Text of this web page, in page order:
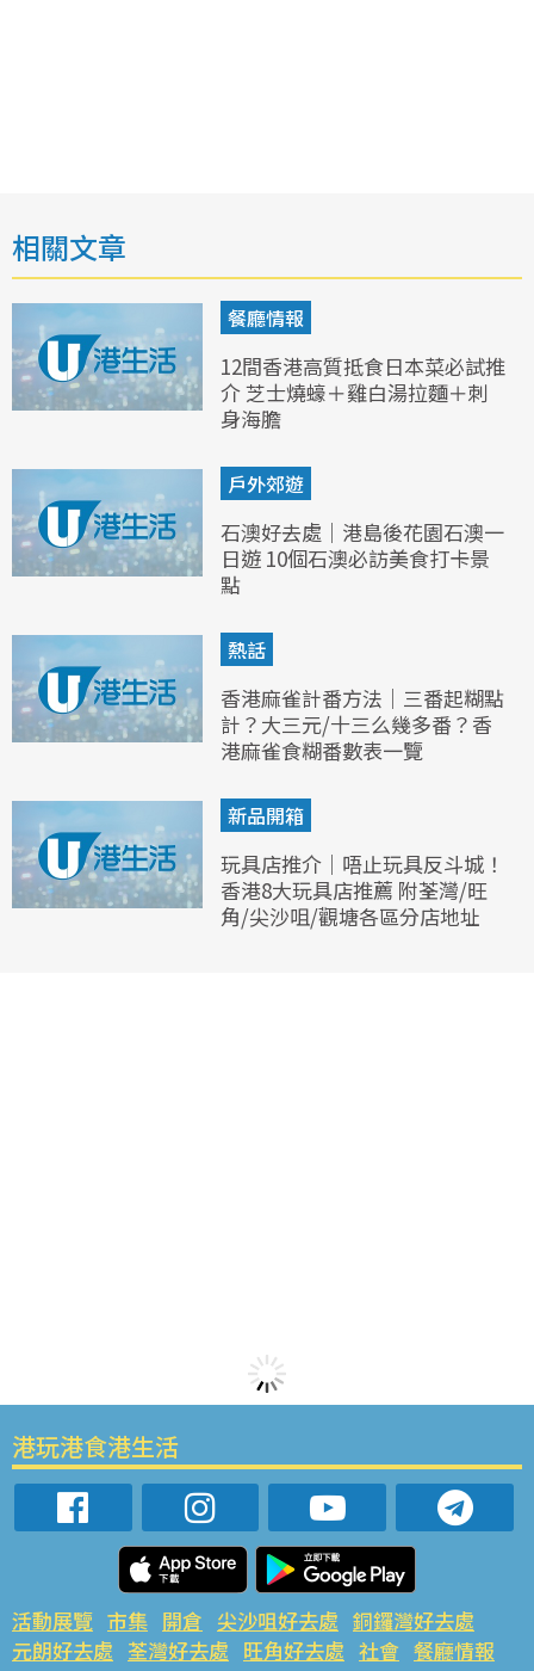
相關文章
餐廳情報
12間香港高質抵食日本菜必試推
介 芝士燒蠔＋雞白湯拉麵＋刺
身海膽
戶外郊遊
石澳好去處｜港島後花園石澳一
日遊 10個石澳必訪美食打卡景
點
熱話
香港麻雀計番方法｜三番起糊點
計？大三元/十三么幾多番？香
港麻雀食糊番數表一覽
新品開箱
玩具店推介｜唔止玩具反斗城！
香港8大玩具店推薦 附荃灣/旺
角/尖沙咀/觀塘各區分店地址
港玩港食港生活
活動展覽 市集 開倉 尖沙咀好去處 銅鑼灣好去處
元朗好去處 荃灣好去處 旺角好去處 社會 餐廳情報